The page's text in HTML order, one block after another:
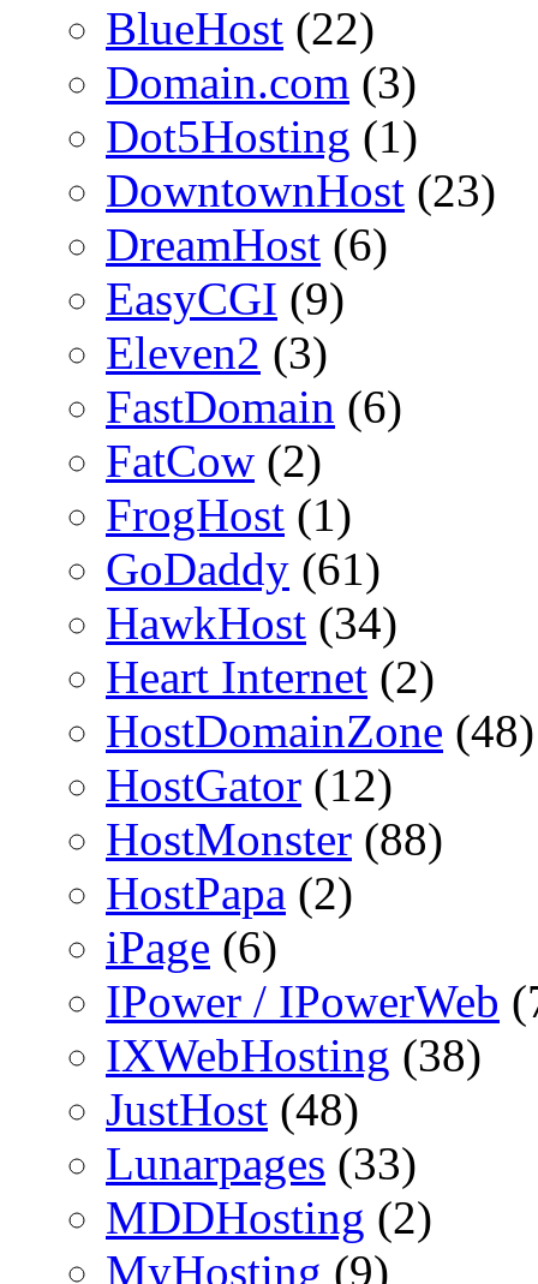
BlueHost (22)
Domain.com (3)
Dot5Hosting (1)
DowntownHost (23)
DreamHost (6)
EasyCGI (9)
Eleven2 (3)
FastDomain (6)
FatCow (2)
FrogHost (1)
GoDaddy (61)
HawkHost (34)
Heart Internet (2)
HostDomainZone (48)
HostGator (12)
HostMonster (88)
HostPapa (2)
iPage (6)
IPower / IPowerWeb
IXWebHosting (38)
JustHost (48)
Lunarpages (33)
MDDHosting (2)
MyHosting (9)